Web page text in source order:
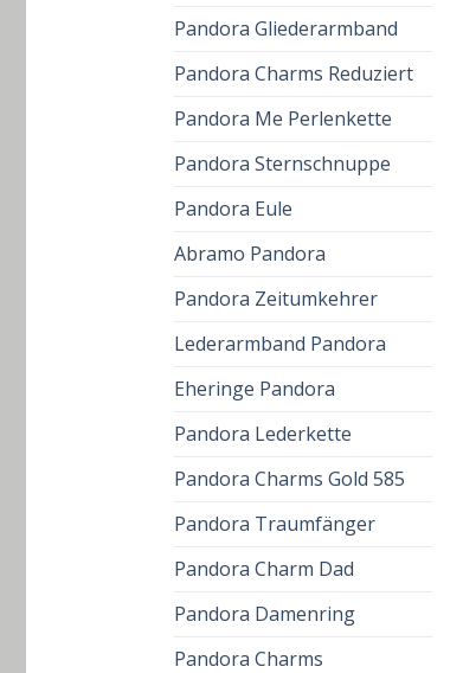
Pandora Gliederarmband
Pandora Charms Reduziert
Pandora Me Perlenkette
Pandora Sternschnuppe
Pandora Eule
Abramo Pandora
Pandora Zeitumkehrer
Lederarmband Pandora
Eheringe Pandora
Pandora Lederkette
Pandora Charms Gold 585
Pandora Traumfänger
Pandora Charm Dad
Pandora Damenring
Pandora Charms